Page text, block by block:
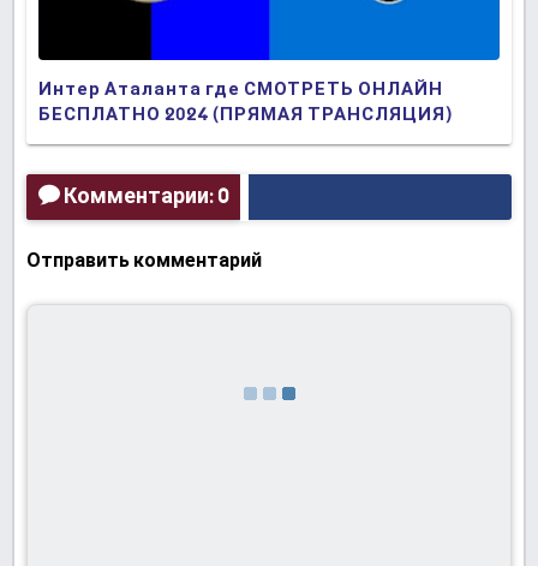
Интер Аталанта где СМОТРЕТЬ ОНЛАЙН
БЕСПЛАТНО 2024 (ПРЯМАЯ ТРАНСЛЯЦИЯ)
Комментарии: 0
Отправить комментарий